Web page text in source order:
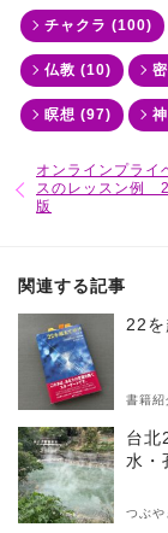
チャクラ (100)
仏教 (10)
瞑想 (97)
オンラインプライ
スのレッスン例
版
関連する記事
22
書籍
台北
水・
つぶ